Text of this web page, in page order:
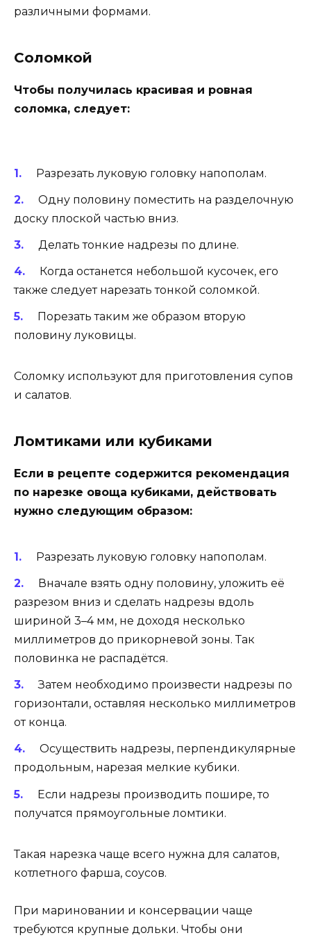
различными формами.
Соломкой
Чтобы получилась красивая и ровная
соломка, следует:
Разрезать луковую головку напополам.
Одну половину поместить на разделочную
доску плоской частью вниз.
Делать тонкие надрезы по длине.
Когда останется небольшой кусочек, его
также следует нарезать тонкой соломкой.
Порезать таким же образом вторую
половину луковицы.
Соломку используют для приготовления супов
и салатов.
Ломтиками или кубиками
Если в рецепте содержится рекомендация
по нарезке овоща кубиками, действовать
нужно следующим образом:
Разрезать луковую головку напополам.
Вначале взять одну половину, уложить её
разрезом вниз и сделать надрезы вдоль
шириной 3–4 мм, не доходя несколько
миллиметров до прикорневой зоны. Так
половинка не распадётся.
Затем необходимо произвести надрезы по
горизонтали, оставляя несколько миллиметров
от конца.
Осуществить надрезы, перпендикулярные
продольным, нарезая мелкие кубики.
Если надрезы производить пошире, то
получатся прямоугольные ломтики.
Такая нарезка чаще всего нужна для салатов,
котлетного фарша, соусов.
При мариновании и консервации чаще
требуются крупные дольки. Чтобы они